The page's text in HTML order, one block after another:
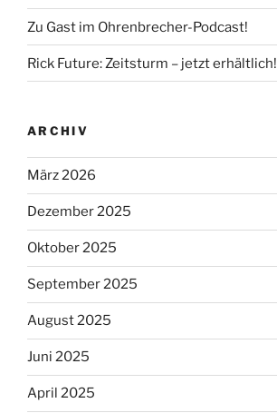
Zu Gast im Ohrenbrecher-Podcast!
Rick Future: Zeitsturm – jetzt erhältlich!
ARCHIV
März 2026
Dezember 2025
Oktober 2025
September 2025
August 2025
Juni 2025
April 2025